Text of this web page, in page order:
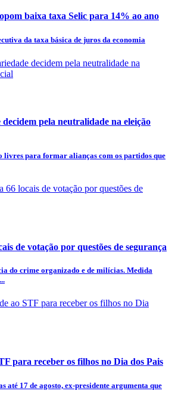
baixa taxa Selic para 14% ao ano
da taxa básica de juros da economia
pela neutralidade na eleição
livres para formar alianças com os partidos que
de votação por questões de segurança
do crime organizado e de milícias. Medida
para receber os filhos no Dia dos Pais
até 17 de agosto, ex-presidente argumenta que